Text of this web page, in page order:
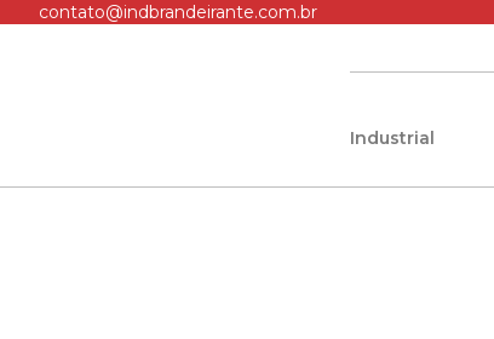
contato@indbrandeirante.com.br
Industrial